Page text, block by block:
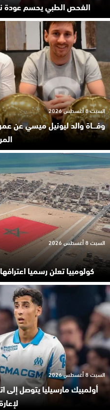
الفحص الطبي يحسم عودة
السبت 8 أغسطس 2026
كولومبيا تعلن رسميا
السبت 8 أغسطس 2026
أولمبيك مارسيليا يتوصل
السبت 8 أغسطس 2026